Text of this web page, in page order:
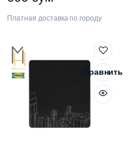
Платная доставка по городу
Сравнить